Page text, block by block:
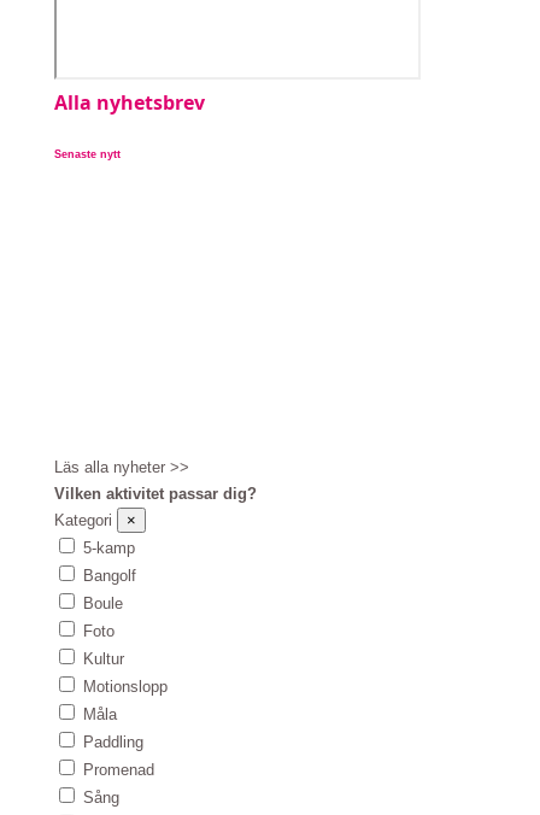
Alla nyhetsbrev
Senaste nytt
Läs alla nyheter >>
Vilken aktivitet passar dig?
Kategori
×
5-kamp
Bangolf
Boule
Foto
Kultur
Motionslopp
Måla
Paddling
Promenad
Sång